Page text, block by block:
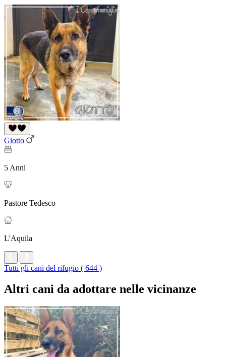
Giotto
5 Anni
Pastore Tedesco
L'Aquila
Tutti gli cani del rifugio ( 644 )
Altri cani da adottare nelle vicinanze